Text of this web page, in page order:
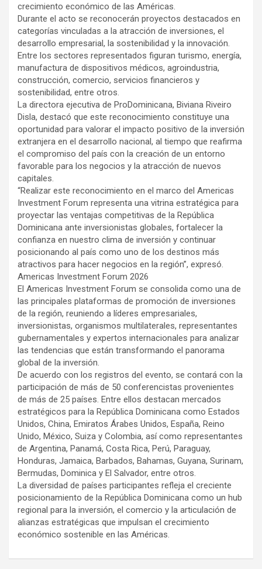
crecimiento económico de las Américas.
Durante el acto se reconocerán proyectos destacados en
categorías vinculadas a la atracción de inversiones, el
desarrollo empresarial, la sostenibilidad y la innovación.
Entre los sectores representados figuran turismo, energía,
manufactura de dispositivos médicos, agroindustria,
construcción, comercio, servicios financieros y
sostenibilidad, entre otros.
La directora ejecutiva de ProDominicana, Biviana Riveiro
Disla, destacó que este reconocimiento constituye una
oportunidad para valorar el impacto positivo de la inversión
extranjera en el desarrollo nacional, al tiempo que reafirma
el compromiso del país con la creación de un entorno
favorable para los negocios y la atracción de nuevos
capitales.
“Realizar este reconocimiento en el marco del Americas
Investment Forum representa una vitrina estratégica para
proyectar las ventajas competitivas de la República
Dominicana ante inversionistas globales, fortalecer la
confianza en nuestro clima de inversión y continuar
posicionando al país como uno de los destinos más
atractivos para hacer negocios en la región”, expresó.
Americas Investment Forum 2026
El Americas Investment Forum se consolida como una de
las principales plataformas de promoción de inversiones
de la región, reuniendo a líderes empresariales,
inversionistas, organismos multilaterales, representantes
gubernamentales y expertos internacionales para analizar
las tendencias que están transformando el panorama
global de la inversión.
De acuerdo con los registros del evento, se contará con la
participación de más de 50 conferencistas provenientes
de más de 25 países. Entre ellos destacan mercados
estratégicos para la República Dominicana como Estados
Unidos, China, Emiratos Árabes Unidos, España, Reino
Unido, México, Suiza y Colombia, así como representantes
de Argentina, Panamá, Costa Rica, Perú, Paraguay,
Honduras, Jamaica, Barbados, Bahamas, Guyana, Surinam,
Bermudas, Dominica y El Salvador, entre otros.
La diversidad de países participantes refleja el creciente
posicionamiento de la República Dominicana como un hub
regional para la inversión, el comercio y la articulación de
alianzas estratégicas que impulsan el crecimiento
económico sostenible en las Américas.